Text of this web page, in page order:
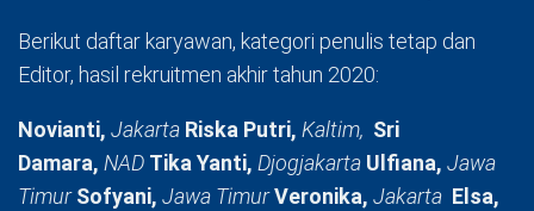
Berikut daftar karyawan, kategori penulis tetap dan
Editor, hasil rekruitmen akhir tahun 2020:
Novianti, Jakarta Riska Putri, Kaltim, Sri
Damara, NAD Tika Yanti, Djogjakarta Ulfiana, Jawa
TimurSofyani, Jawa TimurVeronika, Jakarta Elsa,